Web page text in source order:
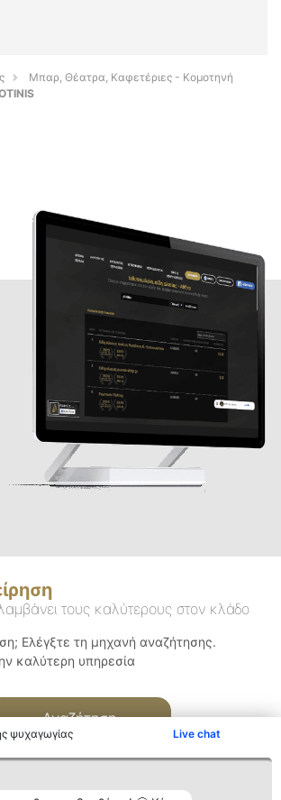
ψυχαγωγίας Live chat
Μπαρ, Θέατρα, Καφετέριες - Κομοτηνή
τους καλύτερους στον κλάδο
Ελέγξτε τη μηχανή αναζήτησης.
καλύτερη υπηρεσία
Αναζήτηση